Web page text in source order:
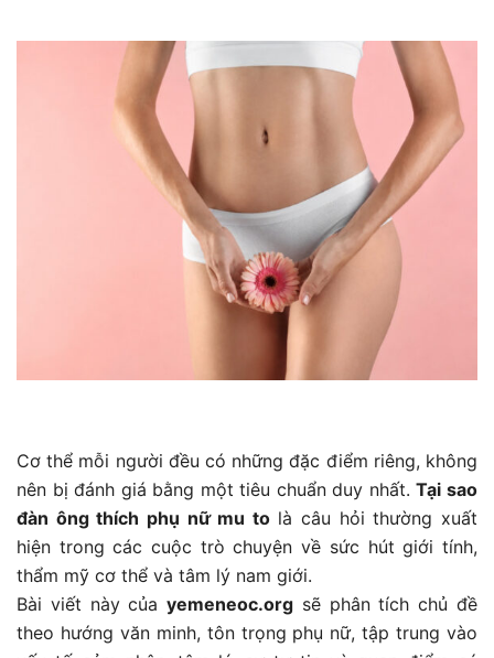
Cơ thể mỗi người đều có những đặc điểm riêng, không
nên bị đánh giá bằng một tiêu chuẩn duy nhất.Tại sao
đàn ông thích phụ nữ mu tolà câu hỏi thường xuất
hiện trong các cuộc trò chuyện về sức hút giới tính,
thẩm mỹ cơ thể và tâm lý nam giới.
Bài viết này củayemeneoc.org sẽ phân tích chủ đề
theo hướng văn minh, tôn trọng phụ nữ, tập trung vào